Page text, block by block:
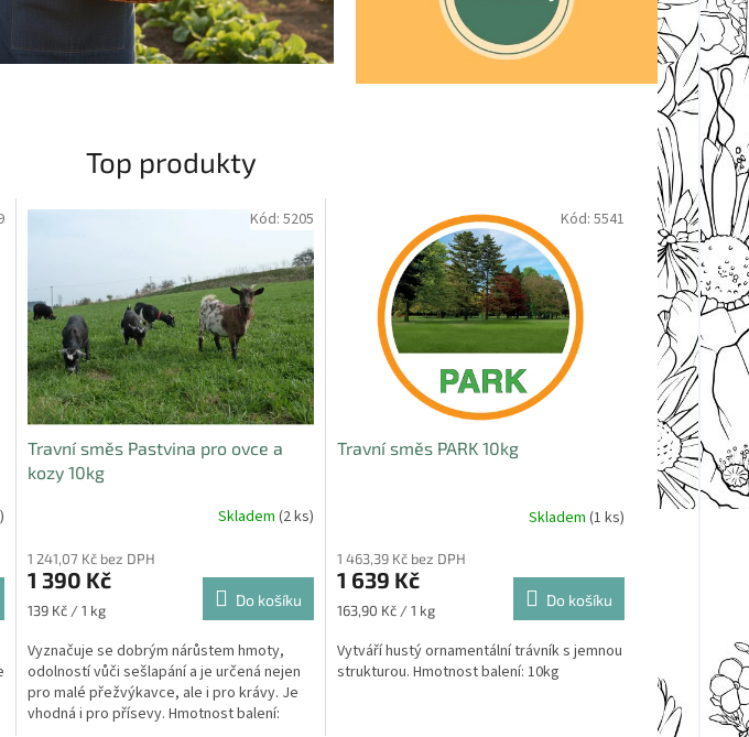
Top produkty
Travní směs Pastvina pro ovce a
kozy 10kg
Skladem (2 ks)
1 241,07 Kč bez DPH
1 390 Kč
Měrná
139 Kč / 1 kg
Do košíku
Vyznačuje se dobrým nárůstem hmoty,
odolností vůči sešlapání a je určená nejen
pro malé přežvýkavce, ale i pro krávy. Je
vhodná i pro přísevy. Hmotnost balení:
Kód: 5205
Travní směs PARK 10kg
Skladem (1 ks)
1 463,39 Kč bez DPH
1 639 Kč
Měrná
163,90 Kč / 1 kg
Do košíku
Vytváří hustý ornamentální trávník s jemnou
strukturou. Hmotnost balení: 10kg
Kód: 5541